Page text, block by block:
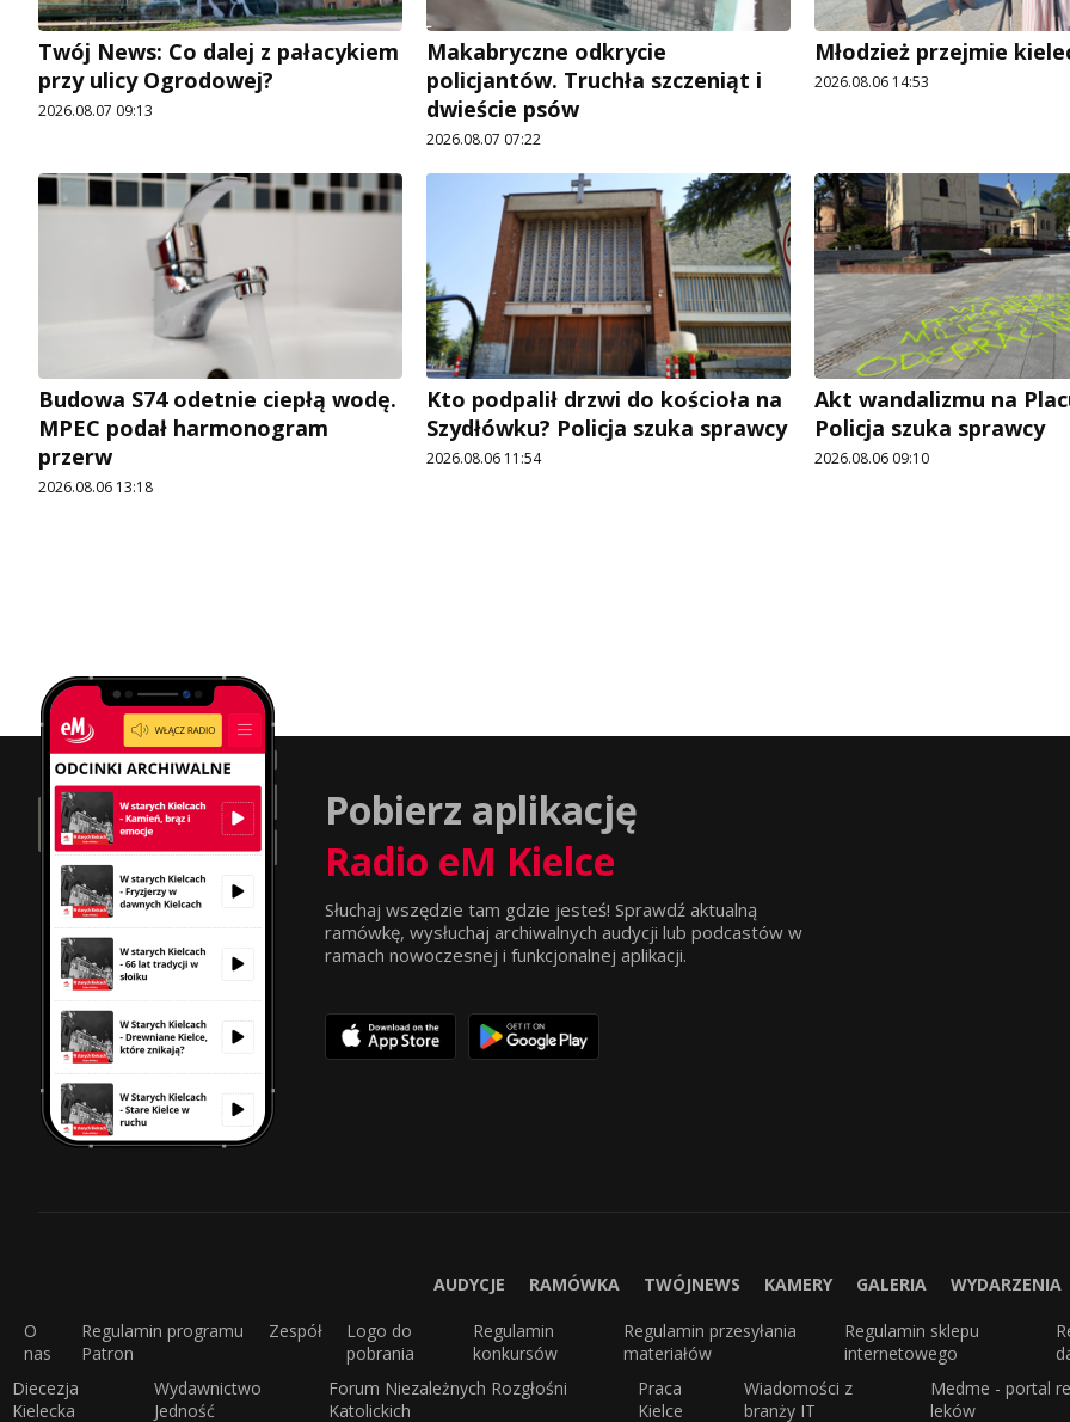
Twój News: Co dalej z pałacykiem
przy ulicy Ogrodowej?
2026.08.07 09:13
Makabryczne odkrycie
policjantów. Truchła szczeniąt i
dwieście psów
2026.08.07 07:22
Młodzież przejmie
2026.08.06 14:53
Budowa S74 odetnie ciepłą wodę.
MPEC podał harmonogram
przerw
2026.08.06 13:18
Kto podpalił drzwi do kościoła na
Szydłówku? Policja szuka sprawcy
2026.08.06 11:54
Akt wandalizmu na
Policja szuka sprawcy
2026.08.06 09:10
Pobierz aplikację
Radio eM Kielce
Słuchaj wszędzie tam gdzie jesteś! Sprawdź aktualną
ramówkę, wysłuchaj archiwalnych audycji lub podcastów w
ramach nowoczesnej i funkcjonalnej aplikacji.
AUDYCJE RAMÓWKA TWÓJNEWS KAMERY GALERIA WYDARZENIA
O
nas
Regulamin programu
Patron
Zespół
Logo do
pobrania
Regulamin
konkursów
Regulamin przesyłania
materiałów
Regulamin sklepu
internetowego
Diecezja
Kielecka
Wydawnictwo
Jedność
Forum Niezależnych Rozgłośni
Katolickich
Praca
Kielce
Wiadomości z
branży IT
Medme - portal
leków